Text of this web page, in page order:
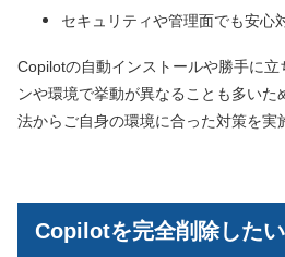
セキュリティや管理面でも安心
Copilotの自動インストールや勝手に立
ンや環境で挙動が異なることも多い
法からご自身の環境に合った対策を実
Copilotを完全削除したい